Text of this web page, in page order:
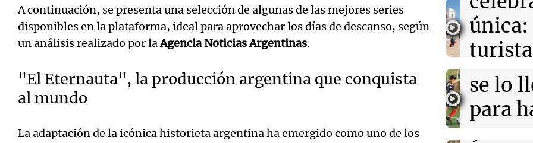
A continuación, se presenta una selección de algunas de las mejores series
disponibles en la plataforma, ideal para aprovechar los días de descanso, según
un análisis realizado por laAgencia Noticias Argentinas.
"El Eternauta", la producción argentina que conquista
al mundo
La adaptación de la icónica historieta argentina ha emergido como uno de los
12:35 La Popu
La Mona
sentido
muerte de su
La historia de
firmó Jorge
contrato de
del
Una
Episodios
única:
Toreo
"Tres
se lo
para
Audio.
9.000